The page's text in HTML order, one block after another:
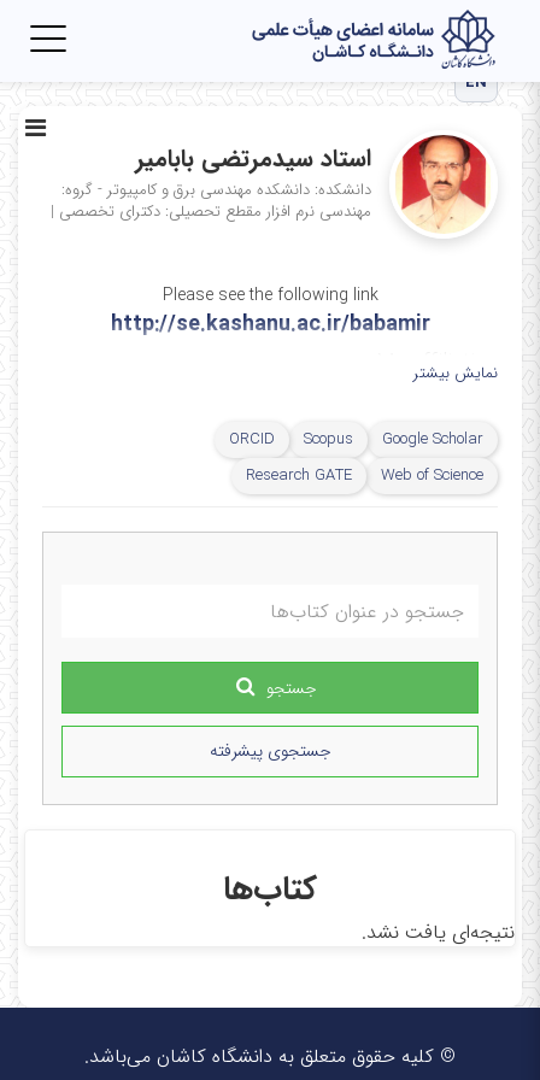
EN
استاد سیدمرتضی بابامیر
دانشکده: دانشکده مهندسی برق و کامپیوتر - گروه:
مهندسی نرم افزار مقطع تحصیلی: دکترای تخصصی |
Please see the following link
http://se.kashanu.ac.ir/babamir
My affiliation
دکتری تخصصی مهندسی نرم افزار: دانشگاه تربیت مدرس
کارشناسی ارشد مهندسی نرم افزار: دانشگاه تربیت مدرس
کارشناسی مهندسی نرم افزار: دانشگاه فردوسی مشهد
نمایش بیشتر
Google Scholar
Scopus
ORCID
Web of Science
Research GATE
جستجو
جستجوی پیشرفته
کتاب‌ها
نتیجه‌ای یافت نشد.
© کلیه حقوق متعلق به دانشگاه کاشان می‌باشد.